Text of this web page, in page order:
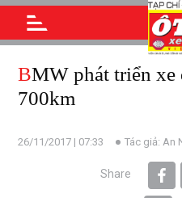
BMW phát triển xe điện phạm vi
700km
26/11/2017 | 07:33 Tác giả: An
Share